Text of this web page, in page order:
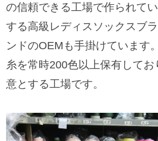
の信頼できる工場で作られて
する高級レディスソックスブ
ンドのOEMも手掛けています
糸を常時200色以上保有して
意とする工場です。